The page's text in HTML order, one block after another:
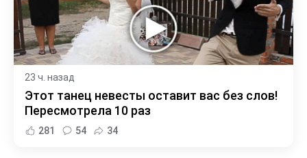
23 ч. назад
Этот танец невесты оставит вас без слов!
Пересмотрела 10 раз
281 54 34